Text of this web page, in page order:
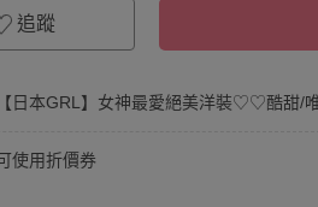
追蹤
【日本GRL】女神最愛絕美洋裝♡♡酷甜/
使用折價券